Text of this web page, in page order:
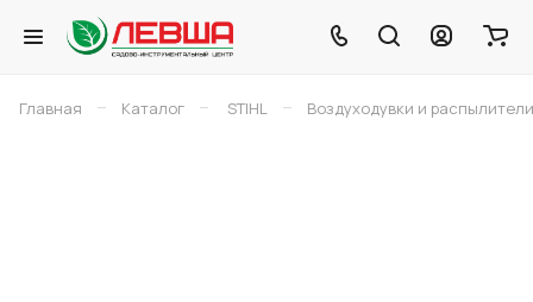
Главная – Каталог – STIHL – Воздуходувки и